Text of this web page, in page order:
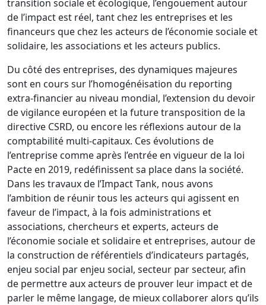
transition sociale et écologique, l’engouement autour
de l’impact est réel, tant chez les entreprises et les
financeurs que chez les acteurs de l’économie sociale et
solidaire, les associations et les acteurs publics.
Du côté des entreprises, des dynamiques majeures
sont en cours sur l’homogénéisation du reporting
extra-financier au niveau mondial, l’extension du devoir
de vigilance européen et la future transposition de la
directive CSRD, ou encore les réflexions autour de la
comptabilité multi-capitaux. Ces évolutions de
l’entreprise comme après l’entrée en vigueur de la loi
Pacte en 2019, redéfinissent sa place dans la société.
Dans les travaux de l’Impact Tank, nous avons
l’ambition de réunir tous les acteurs qui agissent en
faveur de l’impact, à la fois administrations et
associations, chercheurs et experts, acteurs de
l’économie sociale et solidaire et entreprises, autour de
la construction de référentiels d’indicateurs partagés,
enjeu social par enjeu social, secteur par secteur, afin
de permettre aux acteurs de prouver leur impact et de
parler le même langage, de mieux collaborer alors qu’ils